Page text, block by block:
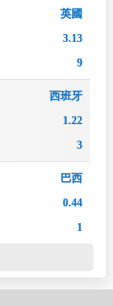
英國
3.13
9
西班牙
1.22
3
巴西
0.44
1